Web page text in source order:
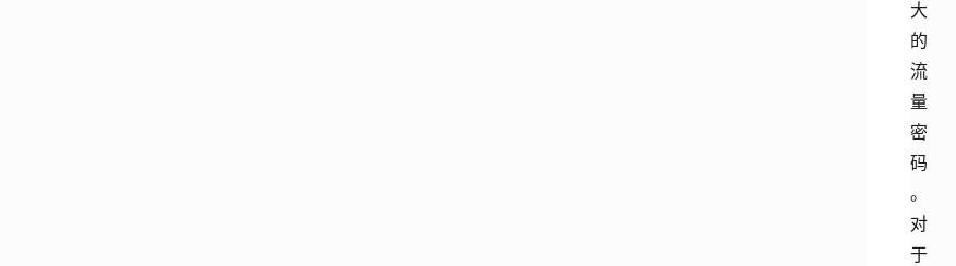
大
的
流
量
密
码
。
对
于